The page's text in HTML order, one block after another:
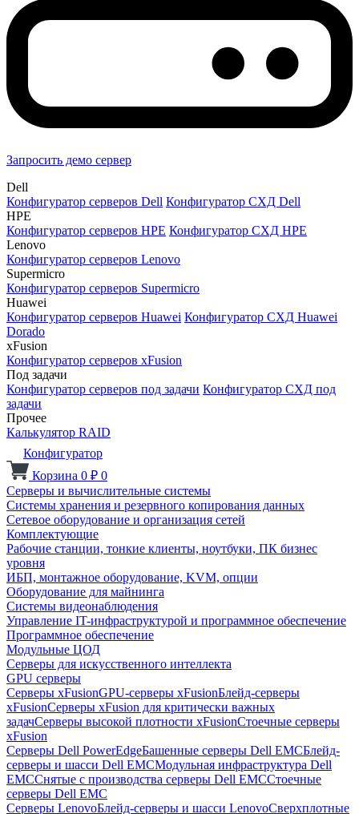
Запросить демо сервер
Dell
Конфигуратор серверов Dell Конфигуратор СХД Dell
HPE
Конфигуратор серверов HPE Конфигуратор СХД HPE
Lenovo
Конфигуратор серверов Lenovo
Supermicro
Конфигуратор серверов Supermicro
Huawei
Конфигуратор серверов Huawei Конфигуратор СХД Huawei
Dorado
xFusion
Конфигуратор серверов xFusion
Под задачи
Конфигуратор серверов под задачи Конфигуратор СХД под
задачи
Прочее
Калькулятор RAID
Конфигуратор
Корзина 0 ₽ 0
Серверы и вычислительные системы
Системы хранения и резервного копирования данных
Сетевое оборудование и организация сетей
Комплектующие
Рабочие станции, тонкие клиенты, ноутбуки, ПК бизнес
уровня
ИБП, монтажное оборудование, KVM, опции
Оборудование для майнинга
Системы видеонаблюдения
Управление IT-инфраструктурой и программное обеспечение
Программное обеспечение
Модульные ЦОД
Серверы для искусственного интеллекта
GPU серверы
Серверы xFusionGPU-серверы xFusionБлейд-серверы
xFusionСерверы xFusion для критически важных
задачСерверы высокой плотности xFusionСтоечные серверы
xFusion
Серверы Dell PowerEdgeБашенные серверы Dell EMCБлейд-
серверы и шасси Dell EMCМодульная инфраструктура Dell
EMCСнятые с производства серверы Dell EMCСтоечные
серверы Dell EMC
Серверы LenovoБлейд-серверы и шасси LenovoСверхплотные